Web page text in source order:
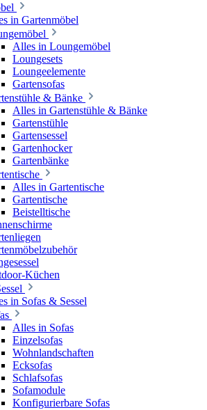
in Gartenmöbel
Alles in Loungemöbel
Loungesets
Loungeelemente
Gartensofas
& Bänke
Alles in Gartenstühle & Bänke
Gartenstühle
Gartensessel
Gartenhocker
Gartenbänke
Alles in Gartentische
Gartentische
Beistelltische
Küchen
in Sofas & Sessel
Alles in Sofas
Einzelsofas
Wohnlandschaften
Ecksofas
Schlafsofas
Sofamodule
Konfigurierbare Sofas